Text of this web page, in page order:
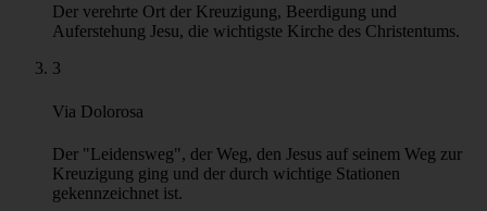
Die Tour endet an der Grabeskirche.
Highlights
„I Love Jerusalem“-Schild